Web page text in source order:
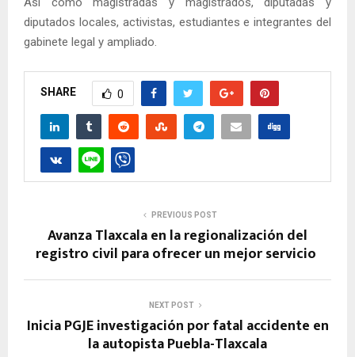
diputados locales, activistas, estudiantes e integrantes del
gabinete legal y ampliado.
SHARE 0
PREVIOUS POST
Avanza Tlaxcala en la regionalización del
registro civil para ofrecer un mejor servicio
NEXT POST
Inicia PGJE investigación por fatal accidente en
la autopista Puebla-Tlaxcala